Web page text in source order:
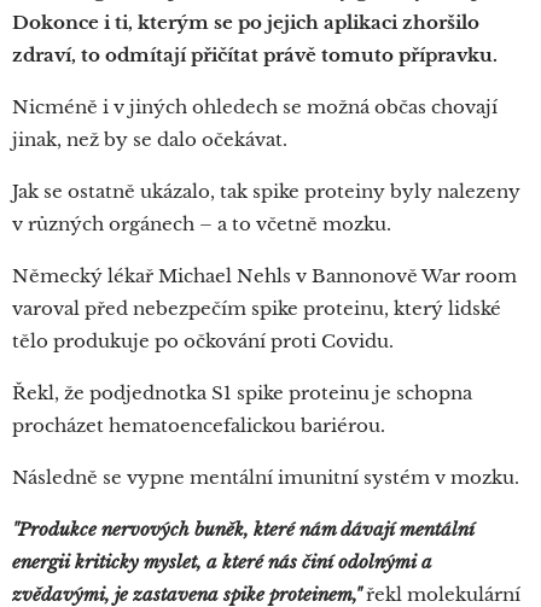
Dokonce i ti, kterým se po jejich aplikaci zhoršilo
zdraví, to odmítají přičítat právě tomuto přípravku.
Nicméně i v jiných ohledech se možná občas chovají
jinak, než by se dalo očekávat.
Jak se ostatně ukázalo, tak spike proteiny byly nalezeny
v různých orgánech – a to včetně mozku.
Německý lékař Michael Nehls v Bannonově War room
varoval před nebezpečím spike proteinu, který lidské
tělo produkuje po očkování proti Covidu.
Řekl, že podjednotka S1 spike proteinu je schopna
procházet hematoencefalickou bariérou.
Následně se vypne mentální imunitní systém v mozku.
"Produkce nervových buněk, které nám dávají mentální
energii kriticky myslet, a které nás činí odolnými a
zvědavými, je zastavena spike proteinem,"řekl molekulární